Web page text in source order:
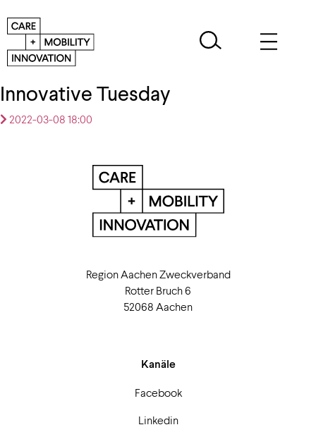
Innovative Tuesday
2022-03-08 18:00
Region Aachen Zweckverband
Rotter Bruch 6
52068 Aachen
Kanäle
Facebook
Linkedin